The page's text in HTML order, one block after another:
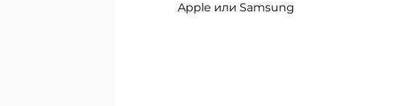
Apple или Samsung